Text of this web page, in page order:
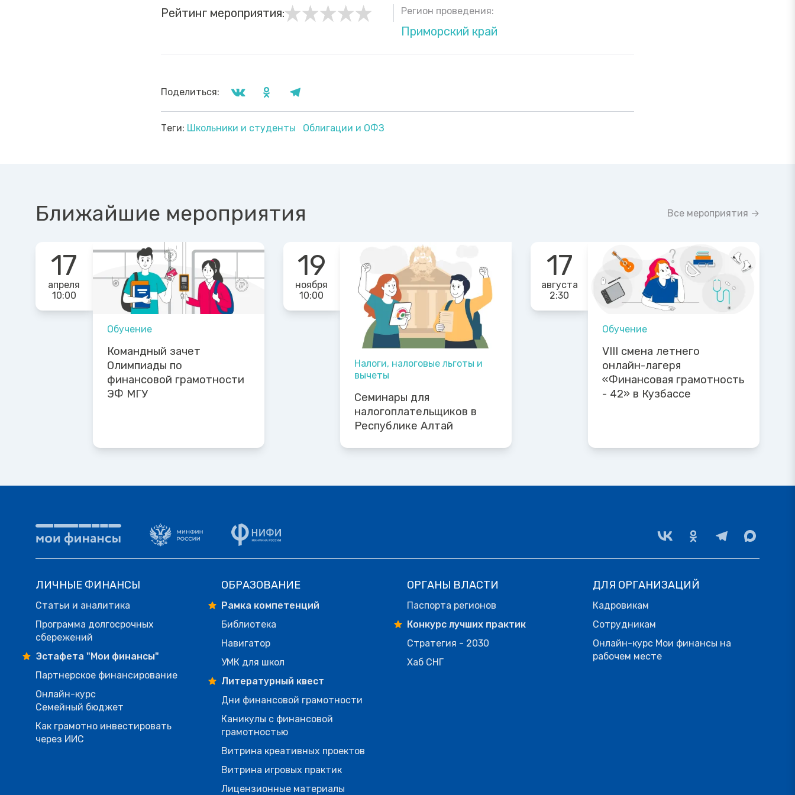
Рейтинг мероприятия: Регион проведения:
Приморский край
Поделиться:
Теги: Школьники и студенты Облигации и ОФЗ
Ближайшие мероприятия Все мероприятия →
17
апреля
10:00
Обучение
Командный зачет
Олимпиады по
финансовой грамотности
ЭФ МГУ
19
ноября
10:00
Налоги, налоговые льготы и
вычеты
Семинары для
налогоплательщиков в
Республике Алтай
17
августа
2:30
Обучение
VIII смена летнего
онлайн-лагеря
«Финансовая грамотность
- 42» в Кузбассе
ЛИЧНЫЕ ФИНАНСЫ
Статьи и аналитика
Программа долгосрочных
сбережений
Эстафета "Мои финансы"
Партнерское финансирование
Онлайн-курс
Семейный бюджет
Как грамотно инвестировать
через ИИС
ОБРАЗОВАНИЕ
Рамка компетенций
Библиотека
Навигатор
УМК для школ
Литературный квест
Дни финансовой грамотности
Каникулы с финансовой
грамотностью
Витрина креативных проектов
Витрина игровых практик
Лицензионные материалы
ОРГАНЫ ВЛАСТИ
Паспорта регионов
Конкурс лучших практик
Стратегия - 2030
Хаб СНГ
ДЛЯ ОРГАНИЗАЦИЙ
Кадровикам
Сотрудникам
Онлайн-курс Мои финансы на
рабочем месте